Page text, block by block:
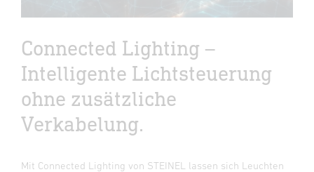
Connected Lighting –
Intelligente Lichtsteuerung
ohne zusätzliche
Verkabelung.
Mit Connected Lighting von STEINEL lassen sich Leuchten